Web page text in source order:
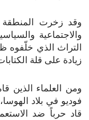
وقد زخرت المنطقة
والاجتماعية
التراث الذي خلّفوه
زيادة على قلة
ومن العلماء الذين
فوديو في بلاد
قاد حرباً ضد